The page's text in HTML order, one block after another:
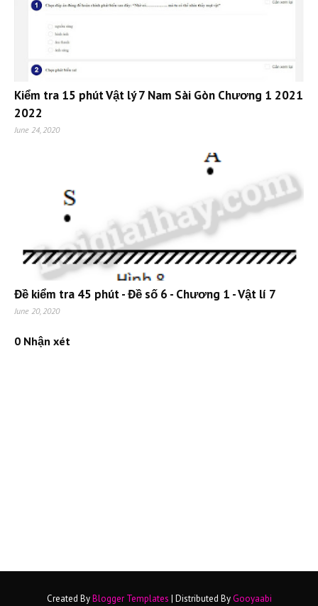
Kiểm tra 15 phút Vật lý 7 Nam Sài Gòn Chương 1 2021
2022
June 24, 2020
Đề kiểm tra 45 phút - Đề số 6 - Chương 1 - Vật lí 7
June 20, 2020
0 Nhận xét
Created ByBlogger Templates | Distributed By Gooyaabi